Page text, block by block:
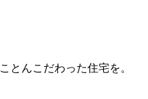
とんこだわった住宅を。